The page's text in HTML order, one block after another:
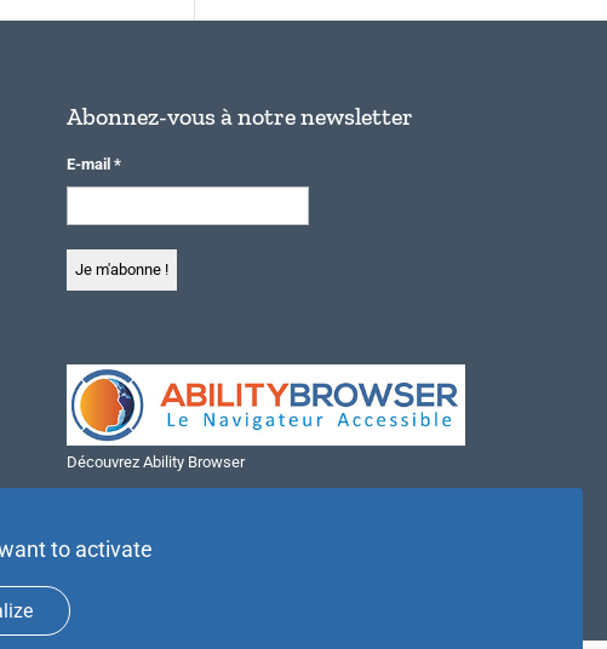
Abonnez-vous à notre newsletter
E-mail *
Découvrez Ability Browser
to activate